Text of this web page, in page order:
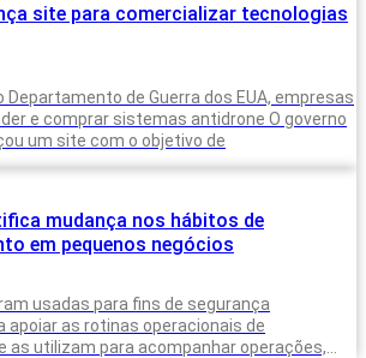
site para comercializar tecnologias
Departamento de Guerra dos EUA, empresas
e comprar sistemas antidrone O governo
um site com o objetivo de
mudança nos hábitos de
em pequenos negócios
usadas para fins de segurança
apoiar as rotinas operacionais de
as utilizam para acompanhar operações,